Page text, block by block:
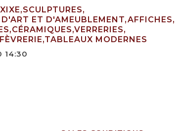
ET D'AMEUBLEMENT,AFFICHES,
MODERNES
14:30